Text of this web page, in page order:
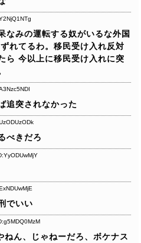
なみの運転する奴がいるな外国
れてるわ。移民受け入れ反対
ら 今以上に移民受け入れに突
追突されなかった
べきだろ
でいい
ねん、じゃねーだろ、ボケナス